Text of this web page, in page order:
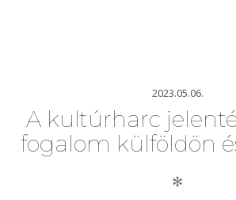
2023.05.06.
A kultúrharc
fogalom külföldön
✻